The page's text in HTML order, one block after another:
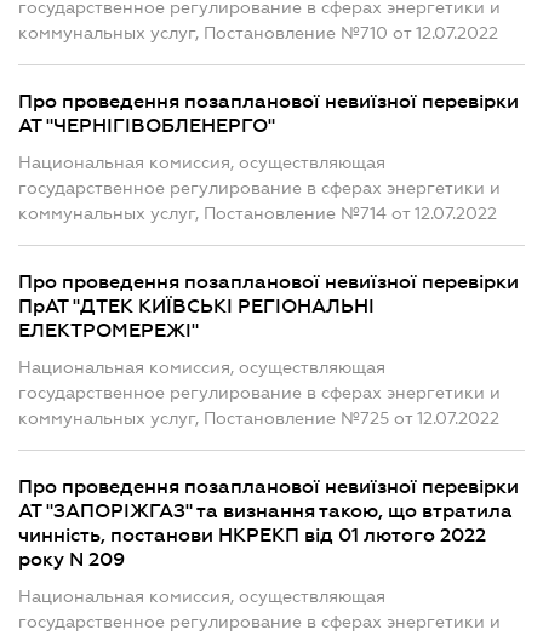
государственное регулирование в сферах энергетики и
коммунальных услуг, Постановление №710 от 12.07.2022
Про проведення позапланової невиїзної перевірки
АТ "ЧЕРНІГІВОБЛЕНЕРГО"
Национальная комиссия, осуществляющая
государственное регулирование в сферах энергетики и
коммунальных услуг, Постановление №714 от 12.07.2022
Про проведення позапланової невиїзної перевірки
ПрАТ "ДТЕК КИЇВСЬКІ РЕГІОНАЛЬНІ
ЕЛЕКТРОМЕРЕЖІ"
Национальная комиссия, осуществляющая
государственное регулирование в сферах энергетики и
коммунальных услуг, Постановление №725 от 12.07.2022
Про проведення позапланової невиїзної перевірки
АТ "ЗАПОРІЖГАЗ" та визнання такою, що втратила
чинність, постанови НКРЕКП від 01 лютого 2022
року N 209
Национальная комиссия, осуществляющая
государственное регулирование в сферах энергетики и